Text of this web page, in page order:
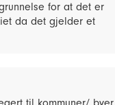
for at det er
da det gjelder et